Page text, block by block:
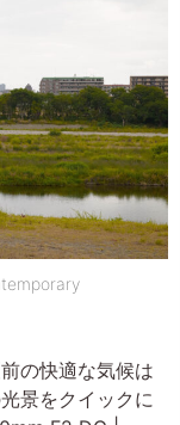
の快適な気候は
景をクイックに